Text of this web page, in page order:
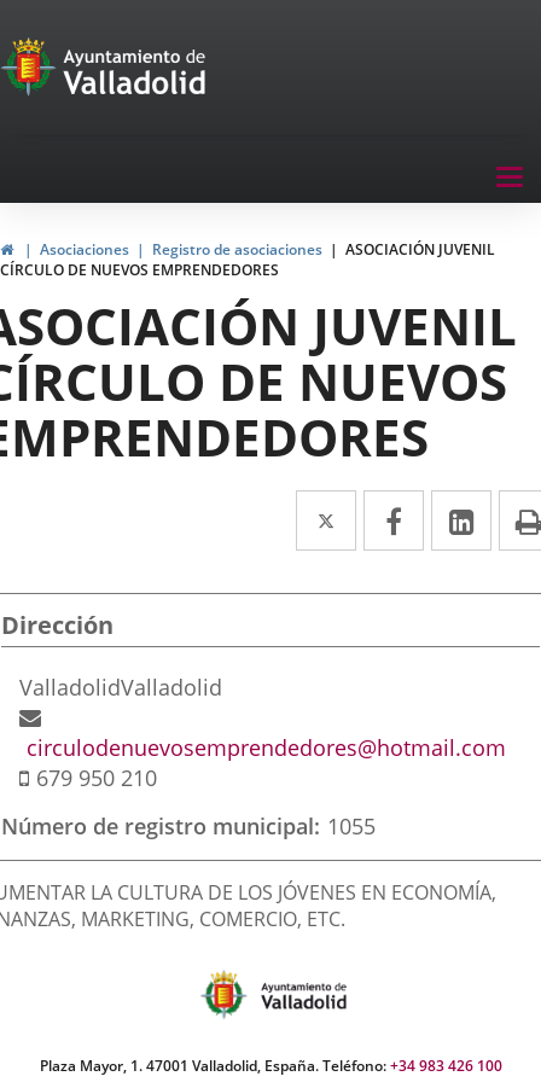
Portal
de
navegación
InicioAsociaciones Registro de asociaciones
ASOCIACIÓN JUVENIL
CÍRCULO DE NUEVOS EMPRENDEDORES
JUVENIL
DE NUEVOS
Twitter
Enlace
a
una
Facebook
Enlace
a
una
a
una
Dirección
Dirección
postal
ValladolidValladolid
Dirección
de
correo
circulodenuevosemprendedores@hotmail.com
Móvil
679 950 210
Número de registro municipal 1055
LA CULTURA DE LOS JÓVENES EN ECONOMÍA,
MARKETING, COMERCIO, ETC.
Plaza Mayor, 1. 47001 Valladolid, España. Teléfono:+34 983 426 100